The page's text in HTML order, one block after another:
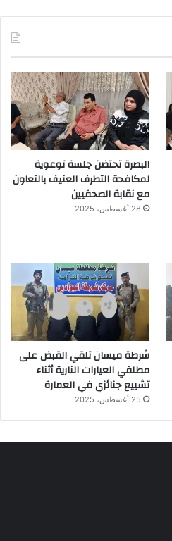
البصرة تحتضن جلسة توعوية
لمكافحة التطرف العنيف بالتعاون
مع نقابة الصحفيين
28 أغسطس، 2025
شرطة ميسان تلقي القبض على
مطلقي العيارات النارية أثناء
تشييع جنائزي في العمارة
25 أغسطس، 2025